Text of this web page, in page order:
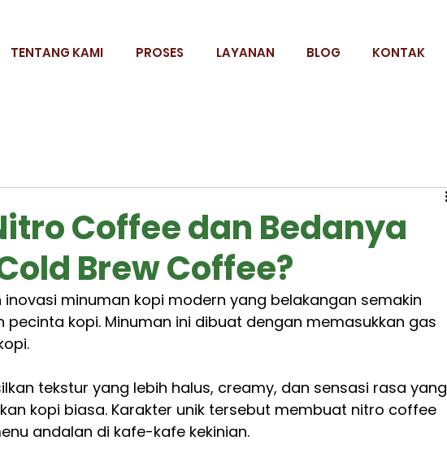
TENTANG KAMI PROSES LAYANAN BLOG KONTAK
Coffee dan Bedanya
Brew Coffee?
minuman kopi modern yang belakangan semakin
pecinta kopi. Minuman ini dibuat dengan memasukkan gas
tekstur yang lebih halus, creamy, dan sensasi rasa yang
kopi biasa. Karakter unik tersebut membuat nitro coffee
andalan di kafe-kafe kekinian.